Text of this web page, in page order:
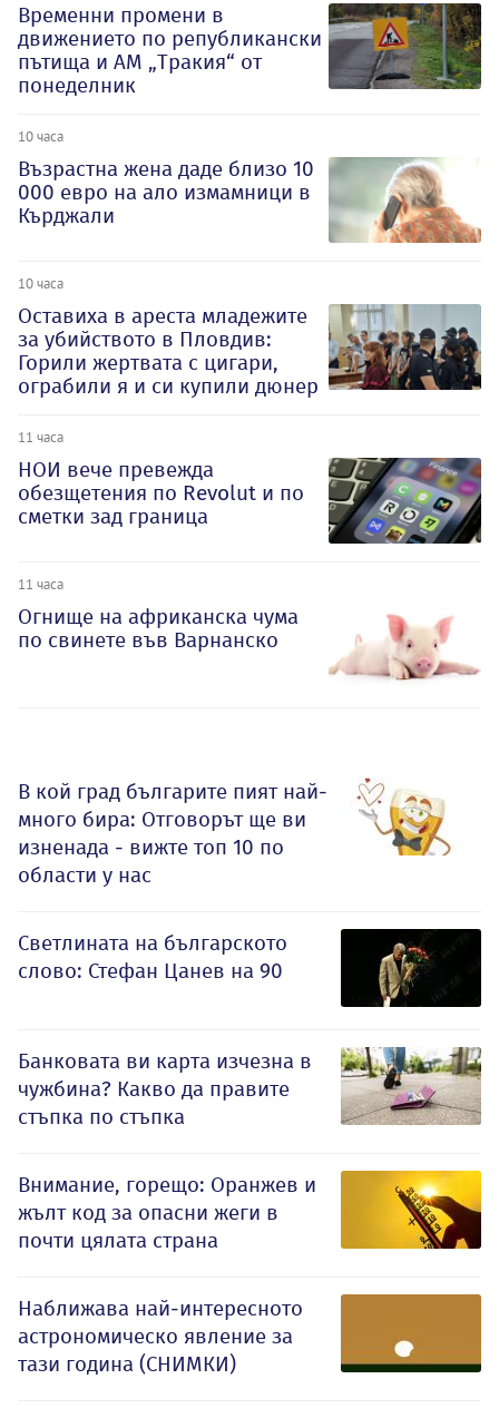
Временни промени в
движението по републикански
пътища и АМ „Тракия“ от
понеделник
10 часа
Възрастна жена даде близо 10
000 евро на ало измамници в
Кърджали
10 часа
Оставиха в ареста младежите
за убийството в Пловдив:
Горили жертвата с цигари,
ограбили я и си купили дюнер
11 часа
НОИ вече превежда
обезщетения по Revolut и по
сметки зад граница
11 часа
Огнище на африканска чума
по свинете във Варнанско
В кой град българите пият най-
много бира: Отговорът ще ви
изненада - вижте топ 10 по
области у нас
Светлината на българското
слово: Стефан Цанев на 90
Банковата ви карта изчезна в
чужбина? Какво да правите
стъпка по стъпка
Внимание, горещо: Оранжев и
жълт код за опасни жеги в
почти цялата страна
Наближава най-интересното
астрономическо явление за
тази година (СНИМКИ)